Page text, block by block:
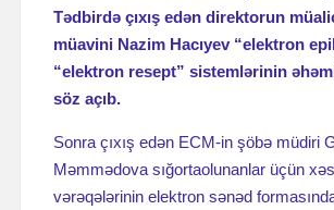
Tədbirdə çıxış edən direktorun
müavini Nazim Hacıyev “elektron
“elektron resept” sistemlərinin
söz açıb.
Sonra çıxış edən ECM-in şöbə müdiri
Məmmədova sığortaolunanlar üçün
vərəqələrinin elektron sənəd